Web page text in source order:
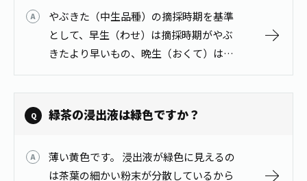
商品情報
ブランドから探す
カテゴリーから探す
キーワードから探す
レシピ集
お茶を知る
工場見学
お茶の複合型博物館
食育・文化
食育・イベント
店舗・通販
伊藤園の店舗トップ
店舗検索
通信販売トップ
やぶきた（中生品種）の摘採時期を基準
として、早生（わせ）は摘採時期がやぶ
きたより早いもの、晩生（おくて）は摘
採時期がやぶきたより遅いものです。 生
産農家は様々な品種を組み合わせて栽培
することで、摘採時期を適宜調整するこ
緑茶の浸出液は緑色ですか？
薄い黄色です。 浸出液が緑色に見えるの
は茶葉の細かい粉末が分散しているから